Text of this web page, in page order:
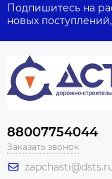
Подпишитесь на
новых
88007754044
Заказать звонок